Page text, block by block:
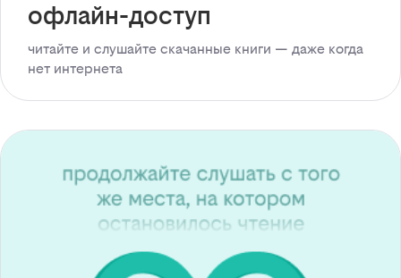
офлайн-доступ
читайте и слушайте скачанные книги — даже когда
нет интернета